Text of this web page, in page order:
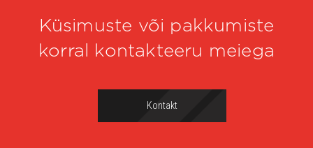
Küsimuste või pakkumiste
korral kontakteeru meiega
Kontakt